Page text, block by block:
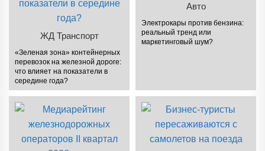
ЖД Транспорт
«Зеленая зона» контейнерных
перевозок на железной дороге:
что влияет на показатели в
середине года?
Авто
Электрокары против бензина:
реальный тренд или
маркетинговый шум?